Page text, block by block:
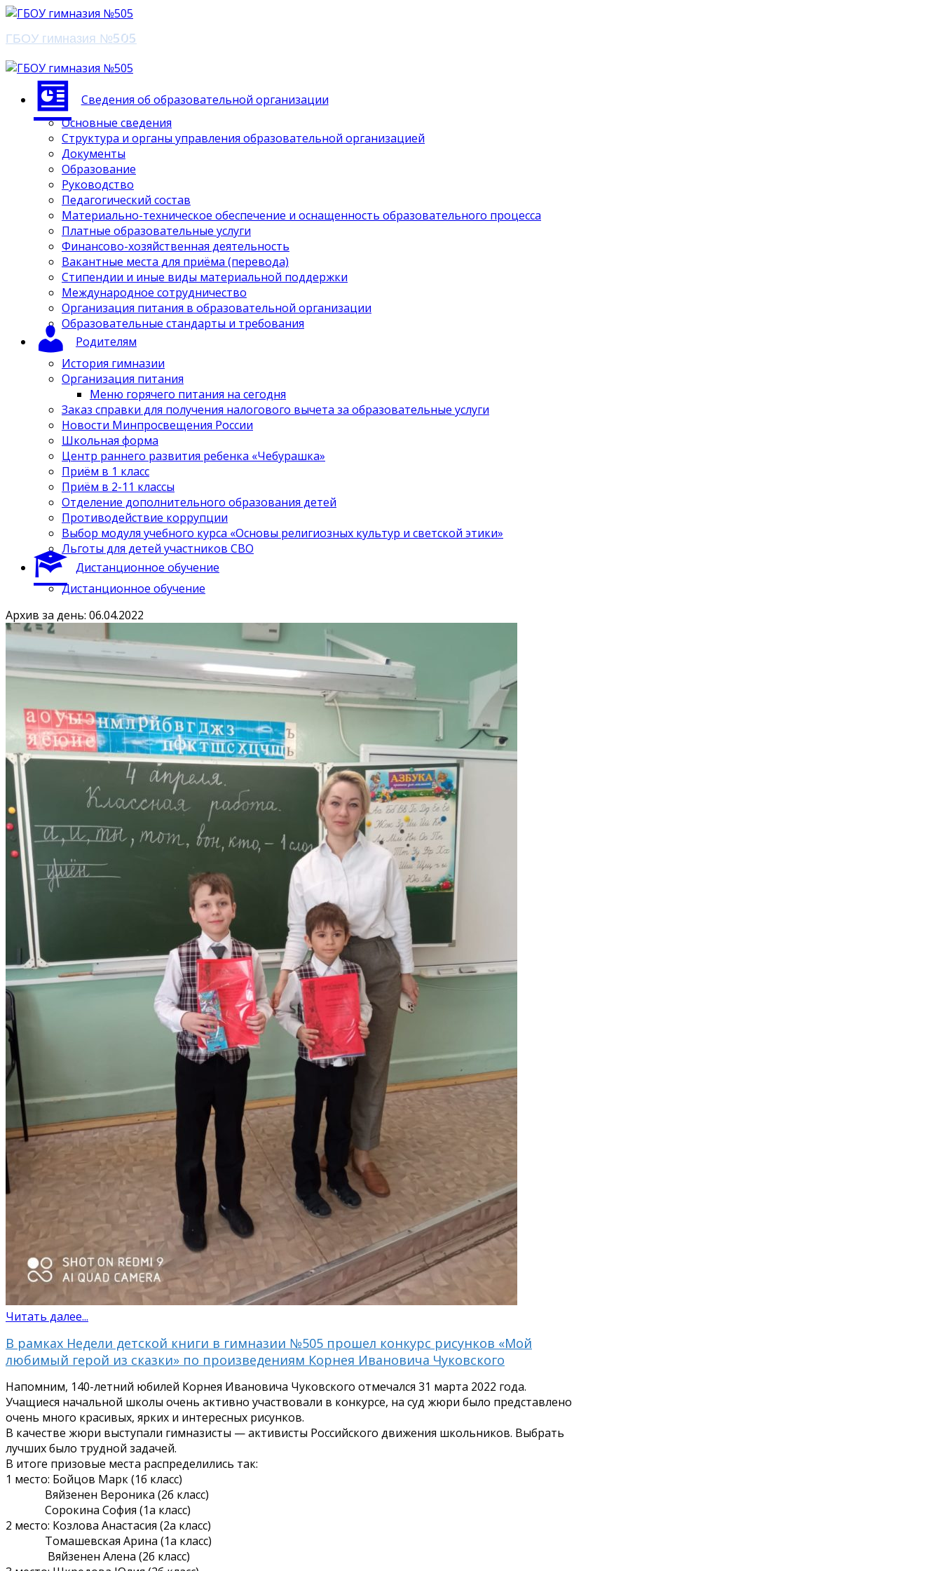
ГБОУ гимназия №505
Сведения об образовательной организации
Основные сведения
Структура и органы управления образовательной организацией
Документы
Образование
Руководство
Педагогический состав
Материально-техническое обеспечение и оснащенность образовательного процесса
Платные образовательные услуги
Финансово-хозяйственная деятельность
Вакантные места для приёма (перевода)
Стипендии и иные виды материальной поддержки
Международное сотрудничество
Организация питания в образовательной организации
Образовательные стандарты и требования
Родителям
История гимназии
Организация питания
Меню горячего питания на сегодня
Заказ справки для получения налогового вычета за образовательные услуги
Новости Минпросвещения России
Школьная форма
Центр раннего развития ребенка «Чебурашка»
Приём в 1 класс
Приём в 2-11 классы
Отделение дополнительного образования детей
Противодействие коррупции
Выбор модуля учебного курса «Основы религиозных культур и светской этики»
Льготы для детей участников СВО
Дистанционное обучение
Дистанционное обучение
Архив за день: 06.04.2022
Читать далее...
В рамках Недели детской книги в гимназии №505 прошел конкурс рисунков «Мой
любимый герой из сказки» по произведениям Корнея Ивановича Чуковского
Напомним, 140-летний юбилей Корнея Ивановича Чуковского отмечался 31 марта 2022 года.
Учащиеся начальной школы очень активно участвовали в конкурсе, на суд жюри было представлено
очень много красивых, ярких и интересных рисунков.
В качестве жюри выступали гимназисты — активисты Российского движения школьников. Выбрать
лучших было трудной задачей.
В итоге призовые места распределились так:
1 место: Бойцов Марк (1б класс)
Вяйзенен Вероника (2б класс)
Сорокина София (1а класс)
2 место: Козлова Анастасия (2а класс)
Томашевская Арина (1а класс)
Вяйзенен Алена (2б класс)